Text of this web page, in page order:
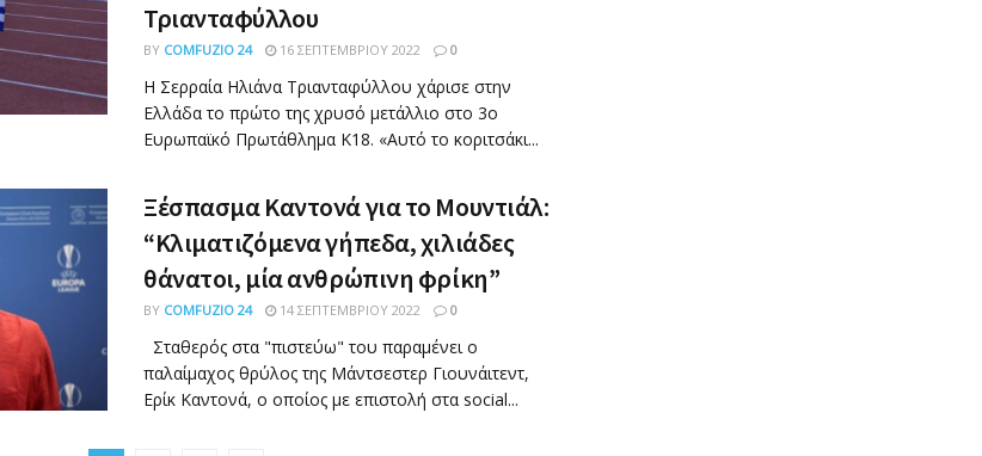
Τριανταφύλλου
BY COMFUZIO 24 16 ΣΕΠΤΕΜΒΡΊΟΥ 2022 0
Η Σερραία Ηλιάνα Τριανταφύλλου χάρισε στην
Ελλάδα το πρώτο της χρυσό μετάλλιο στο 3ο
Ευρωπαϊκό Πρωτάθλημα Κ18. «Αυτό το κοριτσάκι...
Ξέσπασμα Καντονά για το Μουντιάλ:
“Κλιματιζόμενα γήπεδα, χιλιάδες
θάνατοι, μία ανθρώπινη φρίκη”
BY COMFUZIO 24 14 ΣΕΠΤΕΜΒΡΊΟΥ 2022 0
Σταθερός στα "πιστεύω" του παραμένει ο
παλαίμαχος θρύλος της Μάντσεστερ Γιουνάιτεντ,
Ερίκ Καντονά, ο οποίος με επιστολή στα social...